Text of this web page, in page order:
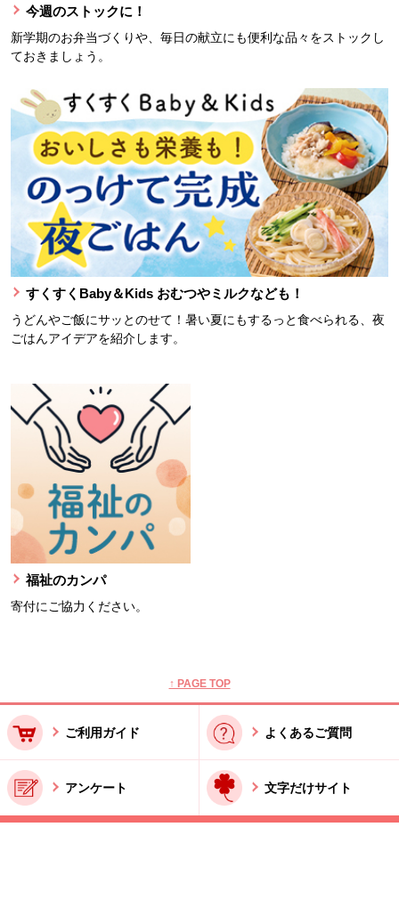
今週のストックに！
新学期のお弁当づくりや、毎日の献立にも便利な品々をストックし
ておきましょう。
すくすくBaby＆Kids おむつやミルクなども！
うどんやご飯にサッとのせて！暑い夏にもするっと食べられる、夜
ごはんアイデアを紹介します。
福祉のカンパ
寄付にご協力ください。
↑ PAGE TOP
ご利用ガイド よくあるご質問
アンケート 文字だけサイト